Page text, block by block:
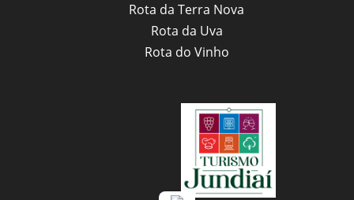
Rota da Terra Nova
Rota da Uva
Rota do Vinho